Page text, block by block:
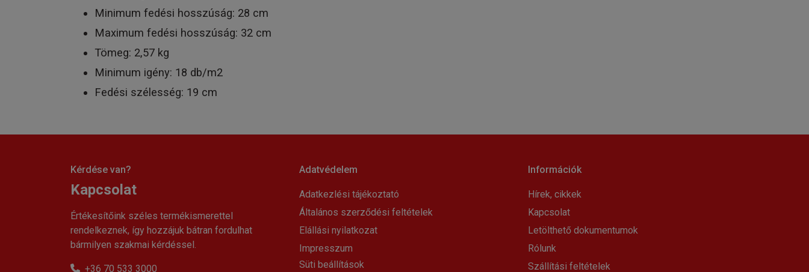
Minimum fedési hosszúság: 28 cm
Maximum fedési hosszúság: 32 cm
Tömeg: 2,57 kg
Minimum igény: 18 db/m2
Fedési szélesség: 19 cm
Kérdése van?
Kapcsolat
Értékesítőink széles termékismerettel
rendelkeznek, így hozzájuk bátran fordulhat
bármilyen szakmai kérdéssel.
+36 70 533 3000
Adatvédelem
Adatkezlési tájékoztató
Általános szerződési feltételek
Elállási nyilatkozat
Impresszum
Süti beállítások
Információk
Hírek, cikkek
Kapcsolat
Letölthető dokumentumok
Rólunk
Szállítási feltételek